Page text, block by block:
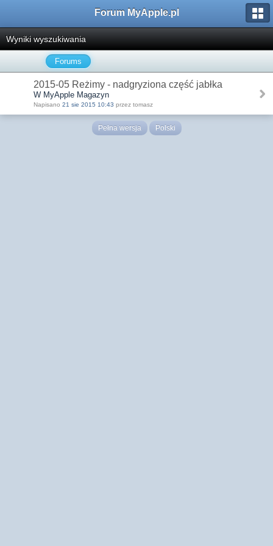
Forum MyApple.pl
Wyniki wyszukiwania
Forums
2015-05 Reżimy - nadgryziona część jabłka
W MyApple Magazyn
Napisano 21 sie 2015 10:43 przez tomasz
Pełna wersja Polski